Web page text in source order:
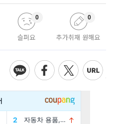
슬퍼요
0
추가취재 원해요
0